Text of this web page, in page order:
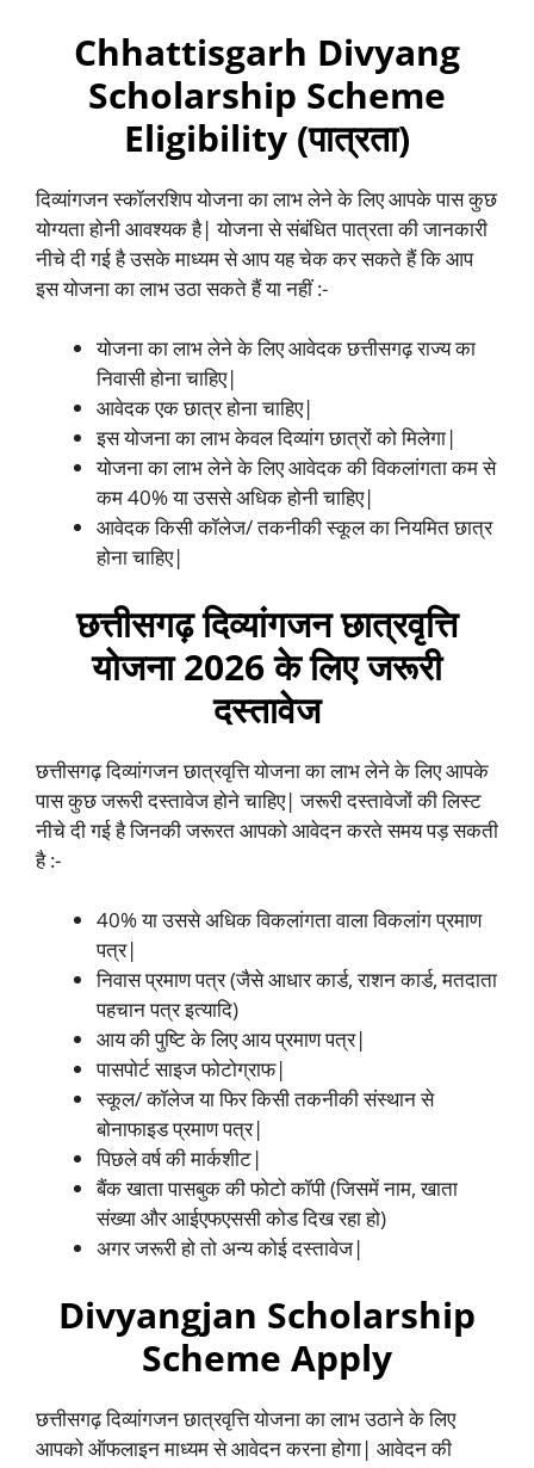
Chhattisgarh Divyang
Scholarship Scheme
Eligibility (पात्रता)
दिव्यांगजन स्कॉलरशिप योजना का लाभ लेने के लिए आपके पास कुछ
योग्यता होनी आवश्यक है| योजना से संबंधित पात्रता की जानकारी
नीचे दी गई है उसके माध्यम से आप यह चेक कर सकते हैं कि आप
इस योजना का लाभ उठा सकते हैं या नहीं :-
योजना का लाभ लेने के लिए आवेदक छत्तीसगढ़ राज्य का
निवासी होना चाहिए|
आवेदक एक छात्र होना चाहिए|
इस योजना का लाभ केवल दिव्यांग छात्रों को मिलेगा|
योजना का लाभ लेने के लिए आवेदक की विकलांगता कम से
कम 40% या उससे अधिक होनी चाहिए|
आवेदक किसी कॉलेज/ तकनीकी स्कूल का नियमित छात्र
होना चाहिए|
छत्तीसगढ़ दिव्यांगजन छात्रवृत्ति
योजना 2026 के लिए जरूरी
दस्तावेज
छत्तीसगढ़ दिव्यांगजन छात्रवृत्ति योजना का लाभ लेने के लिए आपके
पास कुछ जरूरी दस्तावेज होने चाहिए| जरूरी दस्तावेजों की लिस्ट
नीचे दी गई है जिनकी जरूरत आपको आवेदन करते समय पड़ सकती
है :-
40% या उससे अधिक विकलांगता वाला विकलांग प्रमाण
पत्र|
निवास प्रमाण पत्र (जैसे आधार कार्ड, राशन कार्ड, मतदाता
पहचान पत्र इत्यादि)
आय की पुष्टि के लिए आय प्रमाण पत्र|
पासपोर्ट साइज फोटोग्राफ|
स्कूल/ कॉलेज या फिर किसी तकनीकी संस्थान से
बोनाफाइड प्रमाण पत्र|
पिछले वर्ष की मार्कशीट|
बैंक खाता पासबुक की फोटो कॉपी (जिसमें नाम, खाता
संख्या और आईएफएससी कोड दिख रहा हो)
अगर जरूरी हो तो अन्य कोई दस्तावेज|
Divyangjan Scholarship
Scheme Apply
छत्तीसगढ़ दिव्यांगजन छात्रवृत्ति योजना का लाभ उठाने के लिए
आपको ऑफलाइन माध्यम से आवेदन करना होगा| आवेदन की